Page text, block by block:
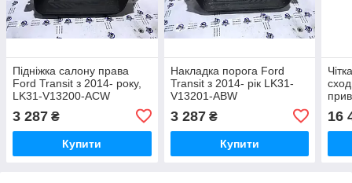
Підніжка салону права
Ford Transit з 2014- року,
LK31-V13200-ACW
3 287 ₴
Купити
Накладка порога Ford
Transit з 2014- рік LK31-
V13201-ABW
3 287₴
Купити
16